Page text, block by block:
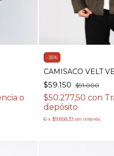
o
-35%
CAMISACO VELT
$59.150 $91.000
$50.277,50 con
depósito
6 x $9.858,33 sin interés